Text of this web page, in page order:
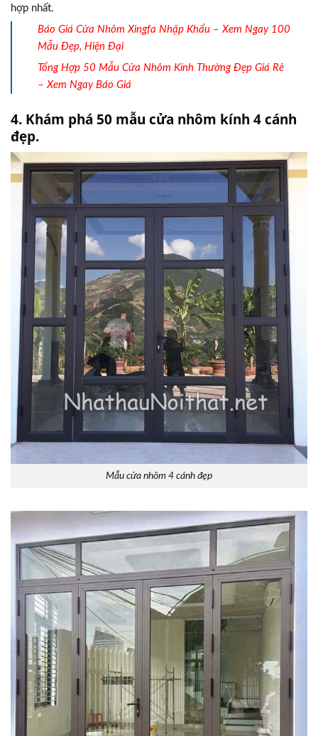
hợp nhất.
Báo Giá Cửa Nhôm Xingfa Nhập Khẩu – Xem Ngay 100
Mẫu Đẹp, Hiện Đại
Tổng Hợp 50 Mẫu Cửa Nhôm Kính Thường Đẹp Giá Rẻ
– Xem Ngay Báo Giá
4. Khám phá 50 mẫu cửa nhôm kính 4 cánh
đẹp.
Mẫu cửa nhôm 4 cánh đẹp